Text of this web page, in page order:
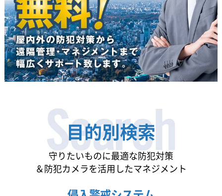
目的別検索
守りたいものに最適な防犯対策
＆防犯カメラを活用したマネジメント